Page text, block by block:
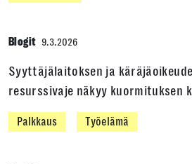
Blogit 9.3.2026
Syyttäjälaitoksen ja
resurssivaje näkyy kuormituksen
Palkkaus Työelämä